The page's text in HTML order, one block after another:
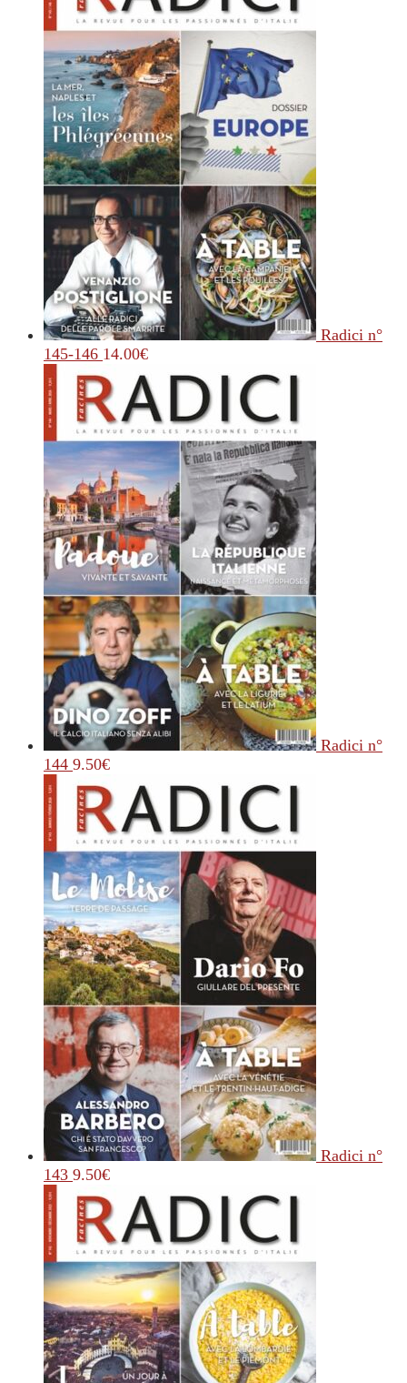
Radici n°
145-146 14.00€
Radici n°
144 9.50€
Radici n°
143 9.50€